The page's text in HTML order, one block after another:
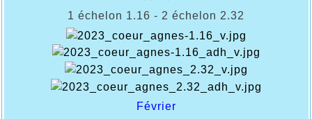
1 échelon 1.16 - 2 échelon 2.32
Février